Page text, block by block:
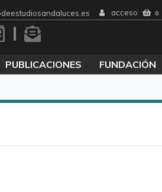
acceso 0
PUBLICACIONES FUNDACIÓN